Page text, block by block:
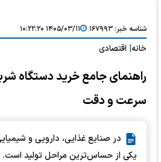
شناسه خبر:۱۶۷۹۹۳ ۱۴۰۵/۰۳/۱۱ ۱۰:۲۲:۲۰
خانه اقتصادی
راهنمای جامع خرید دستگاه
سرعت و دقت
در صنایع غذایی، دارویی و
یکی از حساس‌ترین مراحل تولید است.